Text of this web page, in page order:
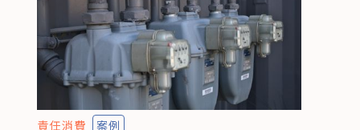
責任消費 案例